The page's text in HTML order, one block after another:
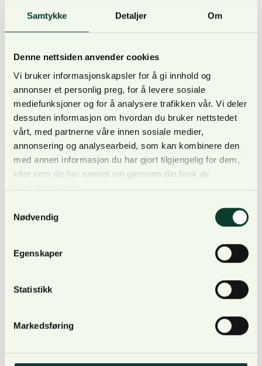
Samtykke Detaljer Om
Denne nettsiden anvender cookies
Vi bruker informasjonskapsler for å gi innhold og
annonser et personlig preg, for å levere sosiale
mediefunksjoner og for å analysere trafikken vår. Vi deler
dessuten informasjon om hvordan du bruker nettstedet
vårt, med partnerne våre innen sosiale medier,
annonsering og analysearbeid, som kan kombinere den
med annen informasjon du har gjort tilgjengelig for dem,
eller som de har samlet inn gjennom din bruk av
Nødvendig
Egenskaper
Statistikk
Markedsføring
Når det gjelder området øst for Glomma er stans i
transport fra tilgjengelige drifter hvor virket skal
kjøres østover mot Sverige opphevet torsdag. I
områdene vest for Glomma/øst for Mjøsa kan
transport igangsettes der det er mulig av hensyn til
skogsbilveg eller offentlig veg.
– For de øvrige flomberørte områdene er
jobber nå kontinuerlig med kartlegging av alle
NORTØMMER har i alle berørte områder fokus på at
hindring av viktig infrastruktur kan unngås, sier